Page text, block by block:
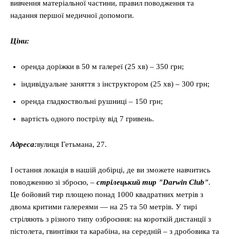
вивчення матеріальної частини, правил поводження та
надання першої медичної допомоги.
Ціни:
оренда доріжки в 50 м галереї (25 хв) – 350 грн;
індивідуальне заняття з інструктором (25 хв) – 300 грн;
оренда гладкоствольні рушниці – 150 грн;
вартість одного пострілу від 7 гривень.
Адреса:вулиця Гетьмана, 27.
І остання локація в нашій добірці, де ви зможете навчитись
поводженню зі зброєю, – стрілецький тир "Darwin Club".
Це бойовий тир площею понад 1000 квадратних метрів з
двома критими галереями — на 25 та 50 метрів. У тирі
стріляють з різного типу озброєння: на короткій дистанції з
пістолета, гвинтівки та карабіна, на середній – з дробовика та